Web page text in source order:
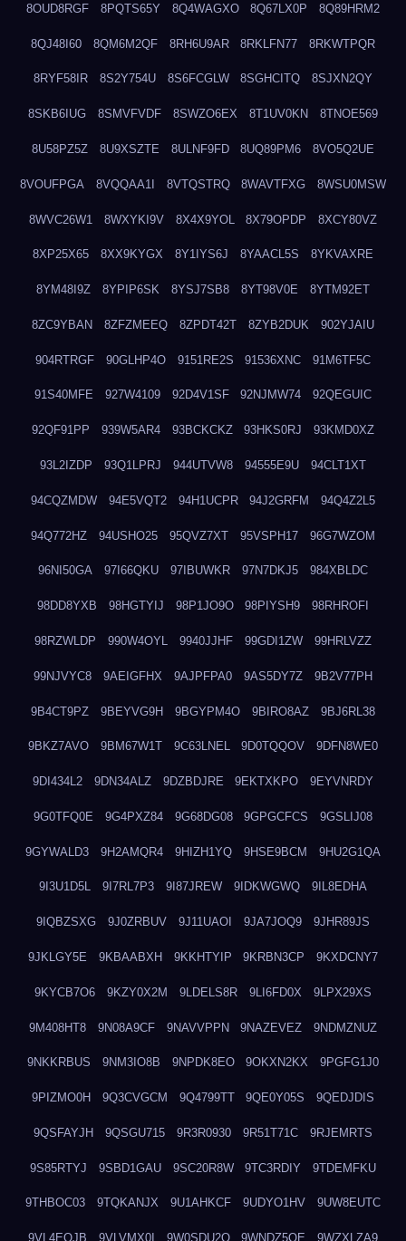
8OUD8RGF 8PQTS65Y 8Q4WAGXO 8Q67LX0P 8Q89HRM2
8QJ48I60 8QM6M2QF 8RH6U9AR 8RKLFN77 8RKWTPQR
8RYF58IR 8S2Y754U 8S6FCGLW 8SGHCITQ 8SJXN2QY
8SKB6IUG 8SMVFVDF 8SWZO6EX 8T1UV0KN 8TNOE569
8U58PZ5Z 8U9XSZTE 8ULNF9FD 8UQ89PM6 8VO5Q2UE
8VOUFPGA 8VQQAA1I 8VTQSTRQ 8WAVTFXG 8WSU0MSW
8WVC26W1 8WXYKI9V 8X4X9YOL 8X79OPDP 8XCY80VZ
8XP25X65 8XX9KYGX 8Y1IYS6J 8YAACL5S 8YKVAXRE
8YM48I9Z 8YPIP6SK 8YSJ7SB8 8YT98V0E 8YTM92ET
8ZC9YBAN 8ZFZMEEQ 8ZPDT42T 8ZYB2DUK 902YJAIU
904RTRGF 90GLHP4O 9151RE2S 91536XNC 91M6TF5C
91S40MFE 927W4109 92D4V1SF 92NJMW74 92QEGUIC
92QF91PP 939W5AR4 93BCKCKZ 93HKS0RJ 93KMD0XZ
93L2IZDP 93Q1LPRJ 944UTVW8 94555E9U 94CLT1XT
94CQZMDW 94E5VQT2 94H1UCPR 94J2GRFM 94Q4Z2L5
94Q772HZ 94USHO25 95QVZ7XT 95VSPH17 96G7WZOM
96NI50GA 97I66QKU 97IBUWKR 97N7DKJ5 984XBLDC
98DD8YXB 98HGTYIJ 98P1JO9O 98PIYSH9 98RHROFI
98RZWLDP 990W4OYL 9940JJHF 99GDI1ZW 99HRLVZZ
99NJVYC8 9AEIGFHX 9AJPFPA0 9AS5DY7Z 9B2V77PH
9B4CT9PZ 9BEYVG9H 9BGYPM4O 9BIRO8AZ 9BJ6RL38
9BKZ7AVO 9BM67W1T 9C63LNEL 9D0TQQOV 9DFN8WE0
9DI434L2 9DN34ALZ 9DZBDJRE 9EKTXKPO 9EYVNRDY
9G0TFQ0E 9G4PXZ84 9G68DG08 9GPGCFCS 9GSLIJ08
9GYWALD3 9H2AMQR4 9HIZH1YQ 9HSE9BCM 9HU2G1QA
9I3U1D5L 9I7RL7P3 9I87JREW 9IDKWGWQ 9IL8EDHA
9IQBZSXG 9J0ZRBUV 9J11UAOI 9JA7JOQ9 9JHR89JS
9JKLGY5E 9KBAABXH 9KKHTYIP 9KRBN3CP 9KXDCNY7
9KYCB7O6 9KZY0X2M 9LDELS8R 9LI6FD0X 9LPX29XS
9M408HT8 9N08A9CF 9NAVVPPN 9NAZEVEZ 9NDMZNUZ
9NKKRBUS 9NM3IO8B 9NPDK8EO 9OKXN2KX 9PGFG1J0
9PIZMO0H 9Q3CVGCM 9Q4799TT 9QE0Y05S 9QEDJDIS
9QSFAYJH 9QSGU715 9R3R0930 9R51T71C 9RJEMRTS
9S85RTYJ 9SBD1GAU 9SC20R8W 9TC3RDIY 9TDEMFKU
9THBOC03 9TQKANJX 9U1AHKCF 9UDYO1HV 9UW8EUTC
9VL4EOJB 9VLVMX0I 9W0SDU2O 9WNDZ5OE 9WZXLZA9